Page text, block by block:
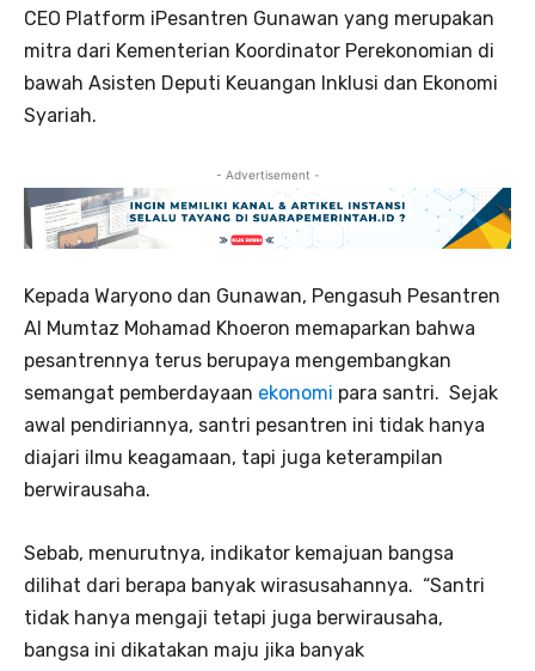
CEO Platform iPesantren Gunawan yang merupakan
mitra dari Kementerian Koordinator Perekonomian di
bawah Asisten Deputi Keuangan Inklusi dan Ekonomi
Syariah.
- Advertisement -
Kepada Waryono dan Gunawan, Pengasuh Pesantren
Al Mumtaz Mohamad Khoeron memaparkan bahwa
pesantrennya terus berupaya mengembangkan
semangat pemberdayaan ekonomi para santri. Sejak
awal pendiriannya, santri pesantren ini tidak hanya
diajari ilmu keagamaan, tapi juga keterampilan
berwirausaha.
Sebab, menurutnya, indikator kemajuan bangsa
dilihat dari berapa banyak wirasusahannya. “Santri
tidak hanya mengaji tetapi juga berwirausaha,
bangsa ini dikatakan maju jika banyak